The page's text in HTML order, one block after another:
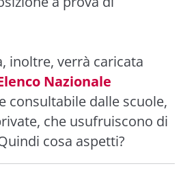
inoltre, verrà caricata
Nazionale
consultabile dalle scuole,
che usufruiscono di
cosa aspetti?